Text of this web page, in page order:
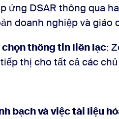
ứng DSAR thông qua
doanh nghiệp và giáo
thông tin liên lạc:
thị cho tất cả các
bạch và việc tài liệu